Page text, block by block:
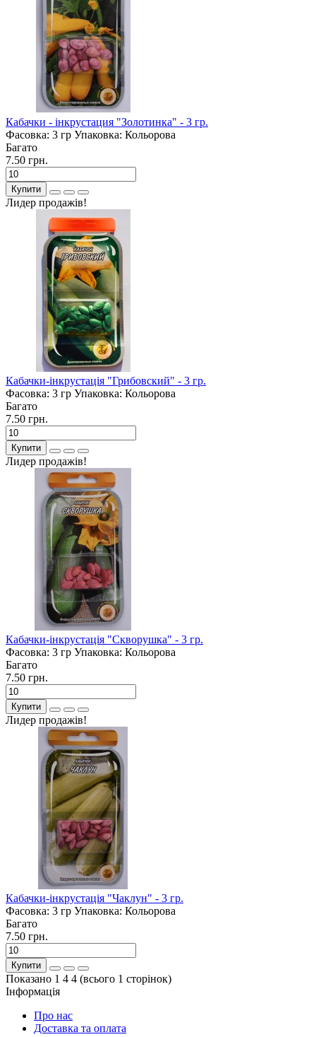
Кабачки - інкрустация "Золотинка" - 3 гр.
Фасовка: 3 гр Упаковка: Кольорова
Багато
7.50 грн.
Купити
Лидер продажів!
Кабачки-інкрустація "Грибовский" - 3 гр.
Фасовка: 3 гр Упаковка: Кольорова
Багато
7.50 грн.
Купити
Лидер продажів!
Кабачки-інкрустація "Скворушка" - 3 гр.
Фасовка: 3 гр Упаковка: Кольорова
Багато
7.50 грн.
Купити
Лидер продажів!
Кабачки-інкрустація "Чаклун" - 3 гр.
Фасовка: 3 гр Упаковка: Кольорова
Багато
7.50 грн.
Купити
Показано 1 4 4 (всього 1 сторінок)
Інформація
Про нас
Доставка та оплата